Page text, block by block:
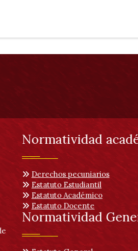
Normatividad
Derechos pecuniarios
Estatuto Estudiantil
Estatuto Académico
Estatuto Docente
Normatividad